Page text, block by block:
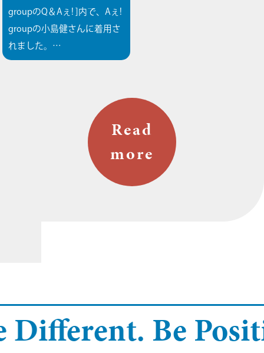
groupのQ＆Aぇ! ]内で、Aぇ!
groupの小島健さんに着用さ
れました。…
Read
more
Be